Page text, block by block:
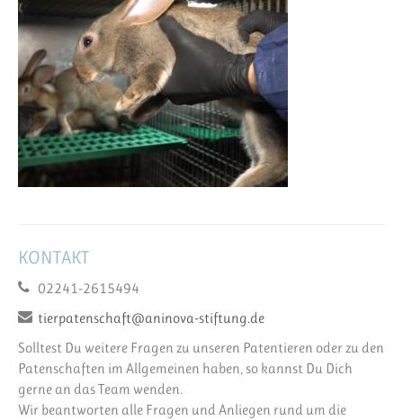
KONTAKT
02241-2615494
tierpatenschaft@aninova-stiftung.de
Solltest Du weitere Fragen zu unseren Patentieren oder zu den
Patenschaften im Allgemeinen haben, so kannst Du Dich
gerne an das Team wenden.
Wir beantworten alle Fragen und Anliegen rund um die